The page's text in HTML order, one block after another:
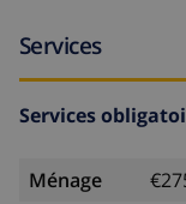
Choses à voir et
museé et
ruine (dans un
Services
Services
Ménage